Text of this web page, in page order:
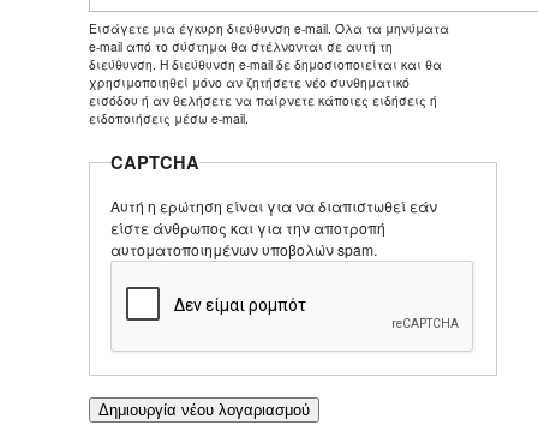
Εισάγετε μια έγκυρη διεύθυνση e-mail. Όλα τα μηνύματα
e-mail από το σύστημα θα στέλνονται σε αυτή τη
διεύθυνση. Η διεύθυνση e-mail δε δημοσιοποιείται και θα
χρησιμοποιηθεί μόνο αν ζητήσετε νέο συνθηματικό
εισόδου ή αν θελήσετε να παίρνετε κάποιες ειδήσεις ή
ειδοποιήσεις μέσω e-mail.
CAPTCHA
Αυτή η ερώτηση είναι για να διαπιστωθεί εάν
είστε άνθρωπος και για την αποτροπή
αυτοματοποιημένων υποβολών spam.